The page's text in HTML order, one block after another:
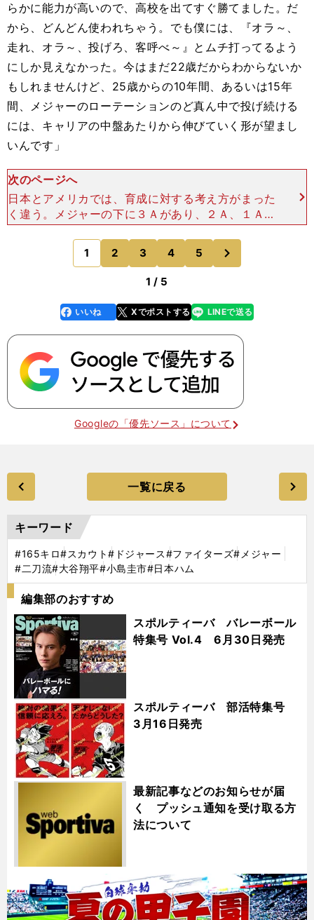
らかに能力が高いので、高校を出てすぐ勝てました。だ
から、どんどん使われちゃう。でも僕には、『オラ～、
走れ、オラ～、投げろ、客呼べ～』とムチ打ってるよう
にしか見えなかった。今はまだ22歳だからわからないか
もしれませんけど、25歳からの10年間、あるいは15年
間、メジャーのローテーションのど真ん中で投げ続ける
には、キャリアの中盤あたりから伸びていく形が望まし
いんです」
次のページへ
日本とアメリカでは、育成に対する考え方がまった
く違う。メジャーの下に３Ａがあり、２Ａ、１Ａ、
ルーキーリーグと５つのクラスがあるアメリカで
は、実力よりも年齢で選手を振り分ける。どれほど
すごいボールを投げ
1 2 3 4 5
のページへ
1 / 5
faceboo
k
いいね Xでポストする
line LINEで送る
Googleの「優先ソース」について
一覧に戻る
キーワード
#165キロ#スカウト#ドジャース#ファイターズ#メジャー
#二刀流#大谷翔平#小島圭市#日本ハム
編集部のおすすめ
スポルティーバ バレーボール
特集号 Vol.4 6月30日発売
スポルティーバ 部活特集号
3月16日発売
最新記事などのお知らせが届
く プッシュ通知を受け取る方
法について